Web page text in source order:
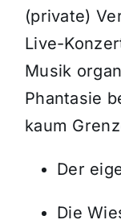
(private)
Live-
Musik
Phantasie
kaum
Der
Die